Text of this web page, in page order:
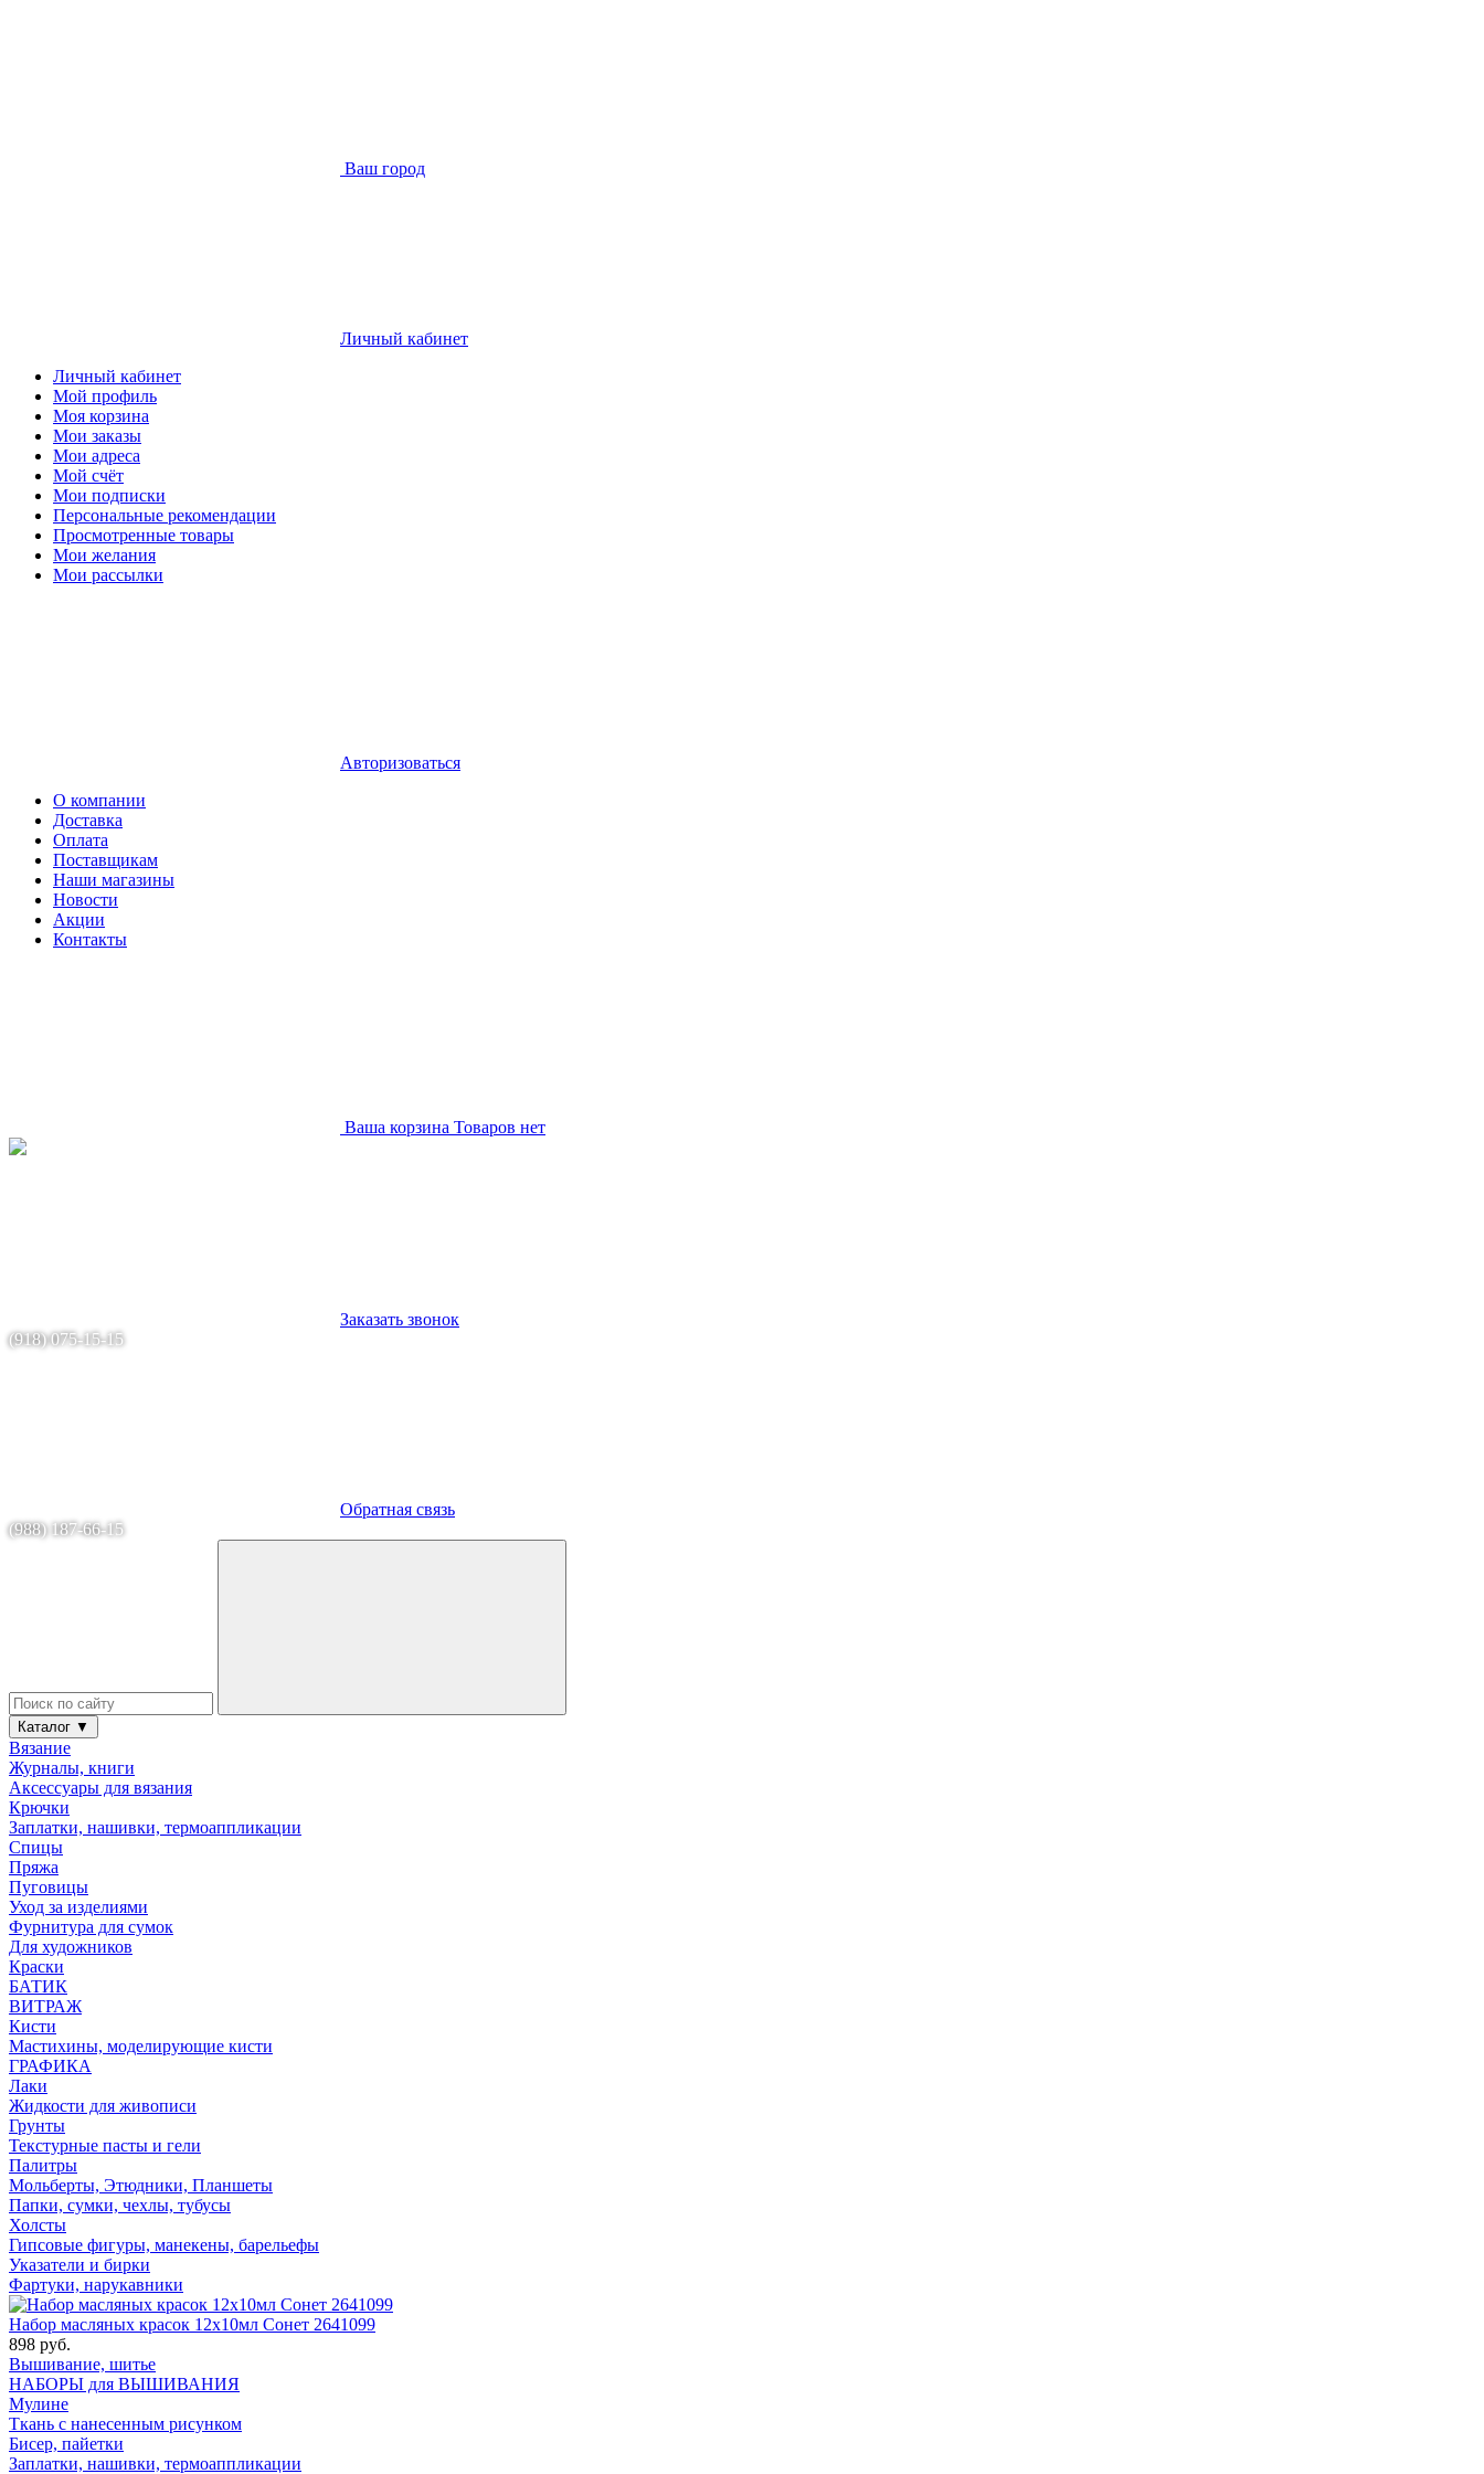
Ваш город
Личный кабинет
Личный кабинет
Мой профиль
Моя корзина
Мои заказы
Мои адреса
Мой счёт
Мои подписки
Персональные рекомендации
Просмотренные товары
Мои желания
Мои рассылки
Авторизоваться
О компании
Доставка
Оплата
Поставщикам
Наши магазины
Новости
Акции
Контакты
Ваша корзина Товаров нет
Заказать звонок
(918) 075-15-15
Обратная связь
(988) 187-66-15
Каталог ▼
Вязание
Журналы, книги
Аксессуары для вязания
Крючки
Заплатки, нашивки, термоаппликации
Спицы
Пряжа
Пуговицы
Уход за изделиями
Фурнитура для сумок
Для художников
Краски
БАТИК
ВИТРАЖ
Кисти
Мастихины, моделирующие кисти
ГРАФИКА
Лаки
Жидкости для живописи
Грунты
Текстурные пасты и гели
Палитры
Мольберты, Этюдники, Планшеты
Папки, сумки, чехлы, тубусы
Холсты
Гипсовые фигуры, манекены, барельефы
Указатели и бирки
Фартуки, нарукавники
Набор масляных красок 12х10мл Сонет 2641099
898 руб.
Вышивание, шитье
НАБОРЫ для ВЫШИВАНИЯ
Мулине
Ткань с нанесенным рисунком
Бисер, пайетки
Заплатки, нашивки, термоаппликации